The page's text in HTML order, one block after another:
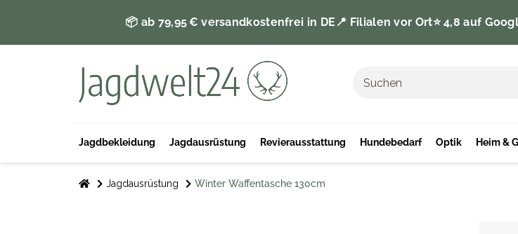
📦 ab 79,95 € versandkostenfrei in DE 📍 Filialen vor Ort⭐️ 4,8 auf
Jagdbekleidung Jagdausrüstung Revierausstattung Hundebedarf Optik Heim &
Jagdausrüstung Winter Waffentasche 130cm